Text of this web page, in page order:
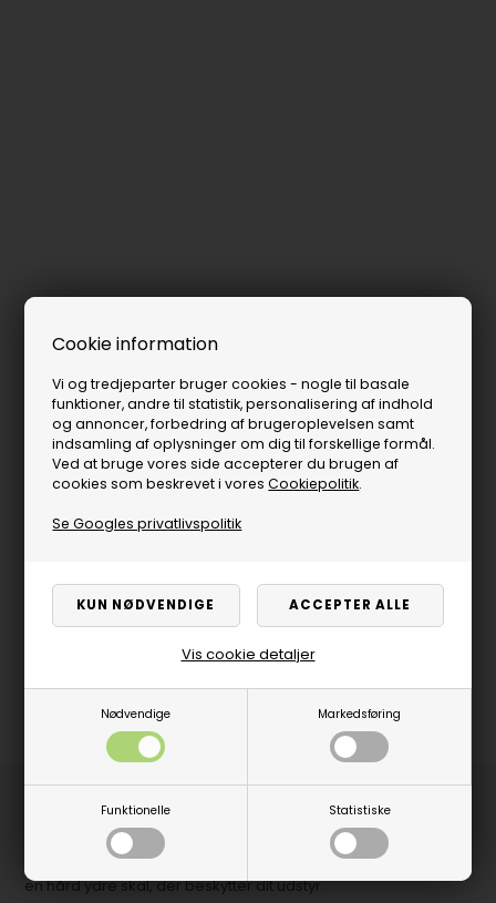
Cookie information
Vi og tredjeparter bruger cookies - nogle til basale
funktioner, andre til statistik, personalisering af indhold
og annoncer, forbedring af brugeroplevelsen samt
indsamling af oplysninger om dig til forskellige formål.
Ved at bruge vores side accepterer du brugen af
cookies som beskrevet i voresCookiepolitik.
Se Googles privatlivspolitik
Nødvendige Markedsføring
Funktionelle Statistiske
Vis cookie detaljer
Produktbeskrivelse
Blaze Pro 6 er et lækkert dartetui med plads til 6 fuldt
monterede pile. Etuiet er lavet af et vandtæt materiale og har
en hård ydre skal, der beskytter dit udstyr.